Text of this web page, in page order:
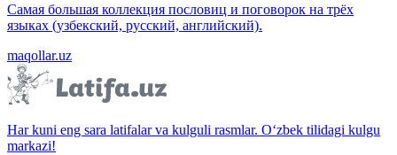
Самая большая коллекция пословиц и поговорок на трёх
языках (узбекский, русский, английский).
maqollar.uz
Har kuni eng sara latifalar va kulguli rasmlar. O‘zbek tilidagi kulgu
markazi!